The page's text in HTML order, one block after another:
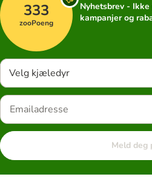
333
zooPoeng
Nyhetsbrev -
kampanjer og
Velg kjæledyr
Meld deg